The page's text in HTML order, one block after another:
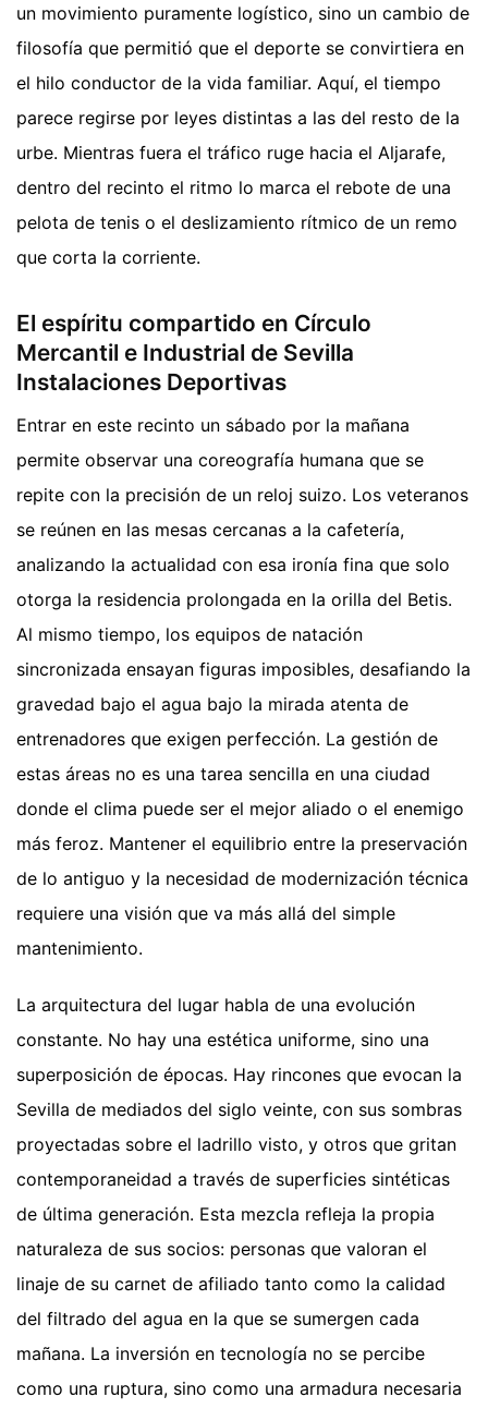
un movimiento puramente logístico, sino un cambio de
filosofía que permitió que el deporte se convirtiera en
el hilo conductor de la vida familiar. Aquí, el tiempo
parece regirse por leyes distintas a las del resto de la
urbe. Mientras fuera el tráfico ruge hacia el Aljarafe,
dentro del recinto el ritmo lo marca el rebote de una
pelota de tenis o el deslizamiento rítmico de un remo
que corta la corriente.
El espíritu compartido en Círculo
Mercantil e Industrial de Sevilla
Instalaciones Deportivas
Entrar en este recinto un sábado por la mañana
permite observar una coreografía humana que se
repite con la precisión de un reloj suizo. Los veteranos
se reúnen en las mesas cercanas a la cafetería,
analizando la actualidad con esa ironía fina que solo
otorga la residencia prolongada en la orilla del Betis.
Al mismo tiempo, los equipos de natación
sincronizada ensayan figuras imposibles, desafiando la
gravedad bajo el agua bajo la mirada atenta de
entrenadores que exigen perfección. La gestión de
estas áreas no es una tarea sencilla en una ciudad
donde el clima puede ser el mejor aliado o el enemigo
más feroz. Mantener el equilibrio entre la preservación
de lo antiguo y la necesidad de modernización técnica
requiere una visión que va más allá del simple
mantenimiento.
La arquitectura del lugar habla de una evolución
constante. No hay una estética uniforme, sino una
superposición de épocas. Hay rincones que evocan la
Sevilla de mediados del siglo veinte, con sus sombras
proyectadas sobre el ladrillo visto, y otros que gritan
contemporaneidad a través de superficies sintéticas
de última generación. Esta mezcla refleja la propia
naturaleza de sus socios: personas que valoran el
linaje de su carnet de afiliado tanto como la calidad
del filtrado del agua en la que se sumergen cada
mañana. La inversión en tecnología no se percibe
como una ruptura, sino como una armadura necesaria